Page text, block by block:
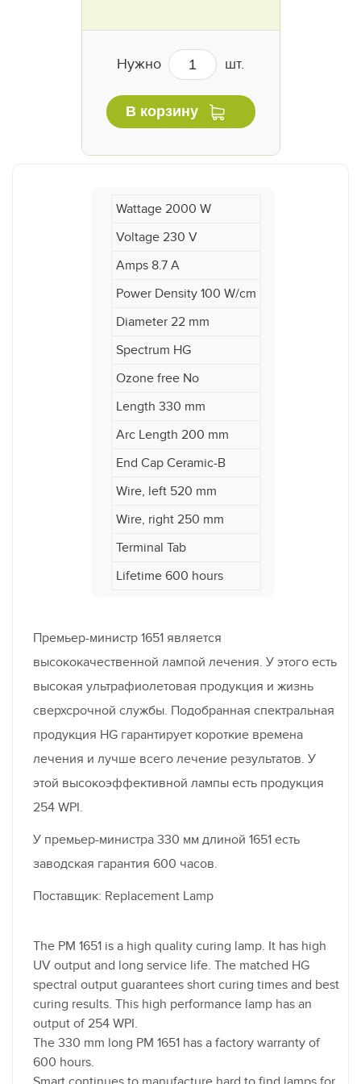
Нужно шт.
В корзину
Wattage 2000 W
Voltage 230 V
Amps 8.7 A
Power Density 100 W/cm
Diameter 22 mm
Spectrum HG
Ozone free No
Length 330 mm
Arc Length 200 mm
End Cap Ceramic-B
Wire, left 520 mm
Wire, right 250 mm
Terminal Tab
Lifetime 600 hours
Премьер-министр 1651 является
высококачественной лампой лечения. У этого есть
высокая ультрафиолетовая продукция и жизнь
сверхсрочной службы. Подобранная спектральная
продукция HG гарантирует короткие времена
лечения и лучше всего лечение результатов. У
этой высокоэффективной лампы есть продукция
254 WPI.
У премьер-министра 330 мм длиной 1651 есть
заводская гарантия 600 часов.
Поставщик: Replacement Lamp
The PM 1651 is a high quality curing lamp. It has high
UV output and long service life. The matched HG
spectral output guarantees short curing times and best
curing results. This high performance lamp has an
output of 254 WPI.
The 330 mm long PM 1651 has a factory warranty of
600 hours.